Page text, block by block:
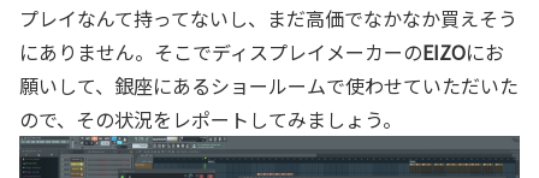
プレイなんて持ってないし、まだ高価でなかなか買えそう
にありません。そこでディスプレイメーカーのEIZOにお
願いして、銀座にあるショールームで使わせていただいた
ので、その状況をレポートしてみましょう。